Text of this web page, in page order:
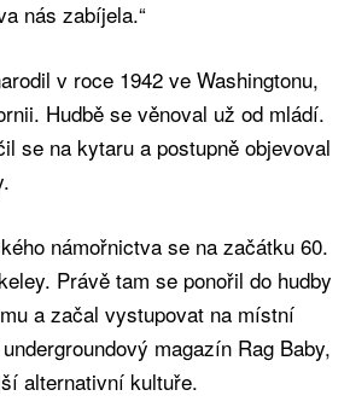
nás zabíjela.“
v roce 1942 ve Washingtonu,
Hudbě se věnoval už od mládí.
se na kytaru a postupně objevoval
námořnictva se na začátku 60.
Právě tam se ponořil do hudby
a začal vystupovat na místní
magazín Rag Baby,
alternativní kultuře.